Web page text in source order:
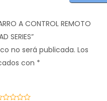
A CONTROL REMOTO
SERIES”
no será publicada. Los
con *